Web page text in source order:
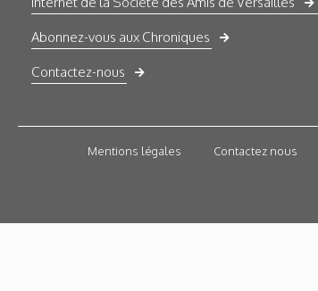
Abonnez-vous aux Chroniques
Contactez-nous
Mentions légales Contactez nous